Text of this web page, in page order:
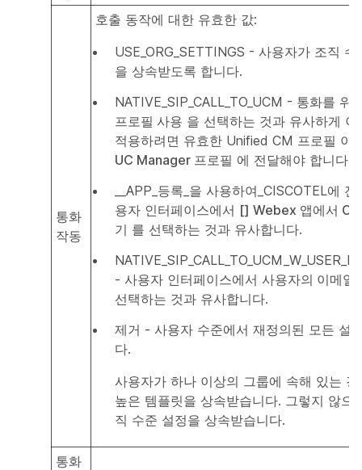
통화
작동
호출 동작에 대한 유효한 값:
USE_ORG_SETTINGS - 사용자가 조직
을 상속받도록 합니다.
NATIVE_SIP_CALL_TO_UCM - 통화를 위
프로필 사용 을 선택하는 것과 유사하게
적용하려면 유효한 Unified CM 프로필 이
UC Manager 프로필 에 전달해야 합니다.
__APP_등록_을 사용하여_CISCOTEL에
용자 인터페이스에서 [] Webex 앱에서
기 를 선택하는 것과 유사합니다.
- 사용자 인터페이스에서 사용자의 이메일
선택하는 것과 유사합니다.
제거 - 사용자 수준에서 재정의된 모든 설
다.
사용자가 하나 이상의 그룹에 속해 있는
높은 템플릿을 상속받습니다. 그렇지 않으
직 수준 설정을 상속받습니다.
통화